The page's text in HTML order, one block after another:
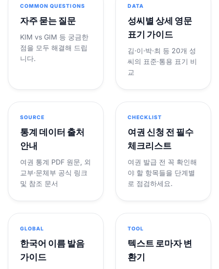
COMMON QUESTIONS
자주 묻는 질문
KIM vs GIM 등 궁금한
점을 모두 해결해 드립
니다.
DATA
성씨별 상세 영문
표기 가이드
김·이·박·최 등 20개 성
씨의 표준·통용 표기 비
교
SOURCE
통계 데이터 출처
안내
여권 통계 PDF 원문, 외
교부·문체부 공식 링크
및 참조 문서
CHECKLIST
여권 신청 전 필수
체크리스트
여권 발급 전 꼭 확인해
야 할 항목들을 단계별
로 점검하세요.
GLOBAL
한국어 이름 발음
가이드
TOOL
텍스트 로마자 변
환기